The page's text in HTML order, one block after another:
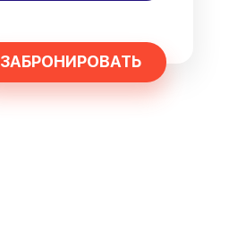
ЗАБРОНИРОВАТЬ